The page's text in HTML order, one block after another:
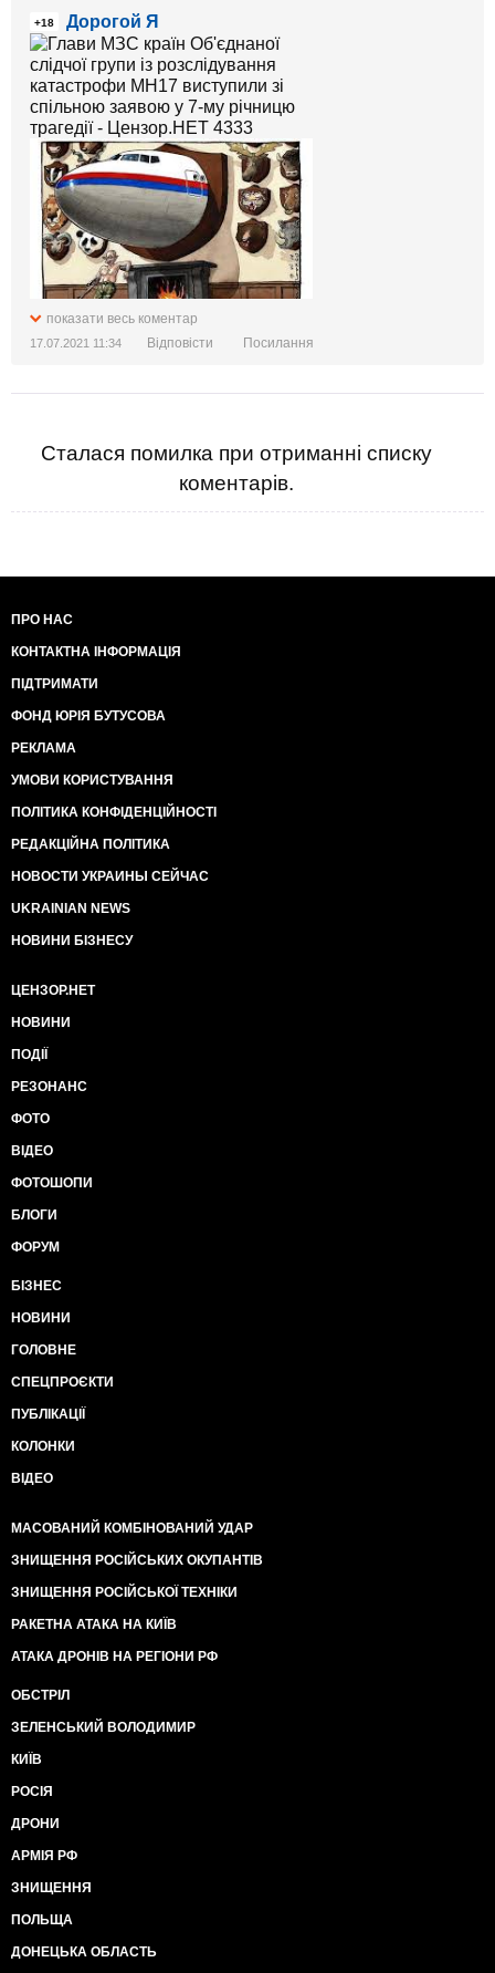
+18 Дорогой Я
показати весь коментар
17.07.2021 11:34 Відповісти Посилання
Сталася помилка при отриманні списку
коментарів.
ПРО НАС
КОНТАКТНА ІНФОРМАЦІЯ
ПІДТРИМАТИ
ФОНД ЮРІЯ БУТУСОВА
РЕКЛАМА
УМОВИ КОРИСТУВАННЯ
ПОЛІТИКА КОНФІДЕНЦІЙНОСТІ
РЕДАКЦІЙНА ПОЛІТИКА
НОВОСТИ УКРАИНЫ СЕЙЧАС
UKRAINIAN NEWS
НОВИНИ БІЗНЕСУ
ЦЕНЗОР.НЕТ
НОВИНИ
ПОДІЇ
РЕЗОНАНС
ФОТО
ВІДЕО
ФОТОШОПИ
БЛОГИ
ФОРУМ
БІЗНЕС
НОВИНИ
ГОЛОВНЕ
СПЕЦПРОЄКТИ
ПУБЛІКАЦІЇ
КОЛОНКИ
ВІДЕО
МАСОВАНИЙ КОМБІНОВАНИЙ УДАР
ЗНИЩЕННЯ РОСІЙСЬКИХ ОКУПАНТІВ
ЗНИЩЕННЯ РОСІЙСЬКОЇ ТЕХНІКИ
РАКЕТНА АТАКА НА КИЇВ
АТАКА ДРОНІВ НА РЕГІОНИ РФ
ОБСТРІЛ
ЗЕЛЕНСЬКИЙ ВОЛОДИМИР
КИЇВ
РОСІЯ
ДРОНИ
АРМІЯ РФ
ЗНИЩЕННЯ
ПОЛЬЩА
ДОНЕЦЬКА ОБЛАСТЬ